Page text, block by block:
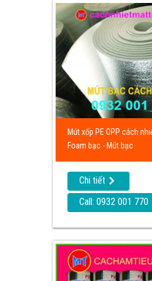
Mút xốp PE OPP cách
Foam bạc - Mút bạc
Chi tiết
Call: 0932 001 770